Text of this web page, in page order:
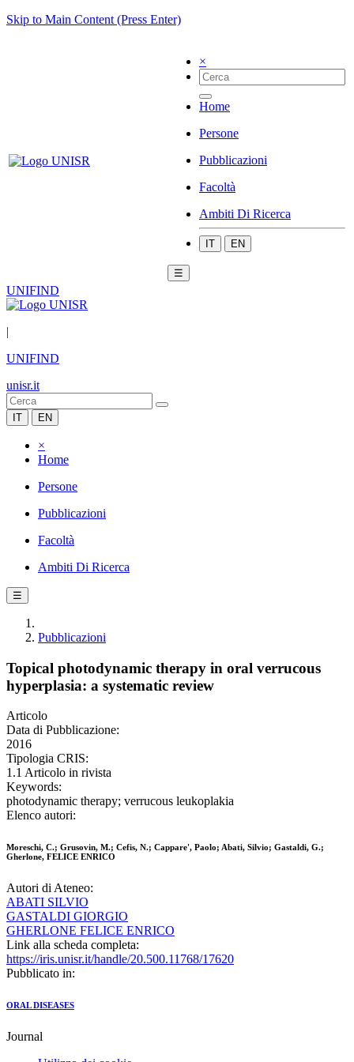
Skip to Main Content (Press Enter)
×
Home
Persone
Pubblicazioni
Facoltà
Ambiti Di Ricerca
IT EN
☰
UNIFIND
|
UNIFIND
unisr.it
IT EN
×
Home
Persone
Pubblicazioni
Facoltà
Ambiti Di Ricerca
☰
Pubblicazioni
Topical photodynamic therapy in oral verrucous
hyperplasia: a systematic review
Articolo
Data di Pubblicazione:
2016
Tipologia CRIS:
1.1 Articolo in rivista
Keywords:
photodynamic therapy; verrucous leukoplakia
Elenco autori:
Moreschi, C.; Grusovin, M.; Cefis, N.; Cappare', Paolo; Abati, Silvio; Gastaldi, G.;
Gherlone, FELICE ENRICO
Autori di Ateneo:
ABATI SILVIO
GASTALDI GIORGIO
GHERLONE FELICE ENRICO
Link alla scheda completa:
https://iris.unisr.it/handle/20.500.11768/17620
Pubblicato in:
ORAL DISEASES
Journal